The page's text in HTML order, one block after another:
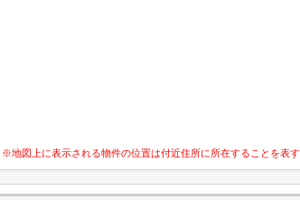
※地図上に表示される物件の位置は付近住所に所在することを表